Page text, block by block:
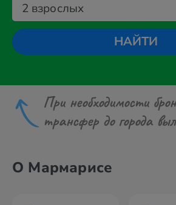
2 взрослых
НАЙТИ
При необходимости
трансфер до города
О Мармарисе